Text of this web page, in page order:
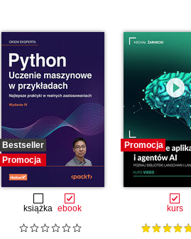
Bestseller
Promocja
książka ebook
Promocja
kurs